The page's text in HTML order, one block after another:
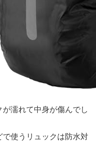
濡れて中身が傷んでし
使うリュックは防水対